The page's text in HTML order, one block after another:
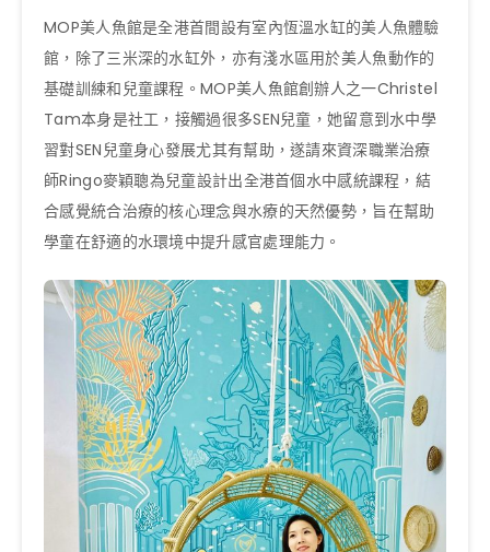
MOP美人魚館是全港首間設有室內恆溫水缸的美人魚體驗
館，除了三米深的水缸外，亦有淺水區用於美人魚動作的
基礎訓練和兒童課程。MOP美人魚館創辦人之一Christel
Tam本身是社工，接觸過很多SEN兒童，她留意到水中學
習對SEN兒童身心發展尤其有幫助，遂請來資深職業治療
師Ringo麥穎聰為兒童設計出全港首個水中感統課程，結
合感覺統合治療的核心理念與水療的天然優勢，旨在幫助
學童在舒適的水環境中提升感官處理能力。